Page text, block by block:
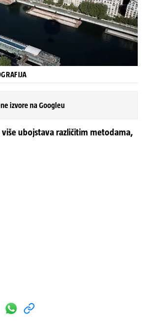
izvore na Googleu
ubojstava različitim metodama,